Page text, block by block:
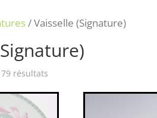
/ Vaisselle (Signature)
résultats